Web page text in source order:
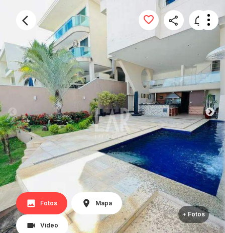
Fotos Mapa
Vídeo
+ Fotos